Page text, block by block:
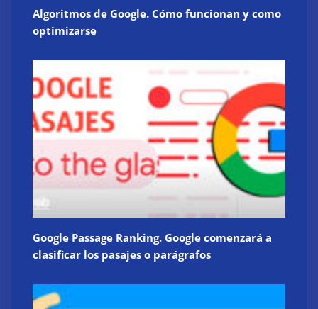
Algoritmos de Google. Cómo funcionan y como
optimizarse
Google Passage Ranking. Google comenzará a
clasificar los pasajes o parágrafos